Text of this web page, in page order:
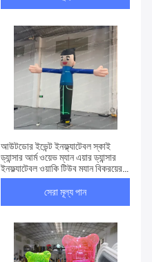
আউটডোর ইভেন্ট ইনফ্ল্যাটেবল স্কাই
ড্যান্সার আর্ম ওয়েভ ম্যান এয়ার ড্যান্সার
ইনফ্ল্যাটেবল ওয়াকি টিউব ম্যান বিক্রয়ের
জন্য
সেরা মূল্য পান